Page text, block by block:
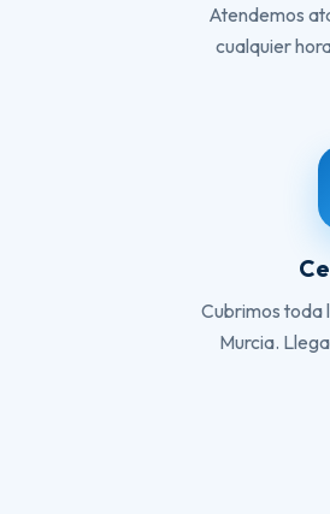
Atendemos
cualquier
Cubrimos toda
Murcia.